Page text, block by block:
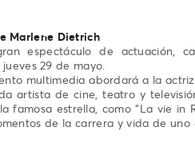
Marlene Dietrich
espectáculo de actuación,
29 de mayo.
multimedia abordará a la
artista de cine, teatro y
estrella, como “La vie in
de la carrera y vida de